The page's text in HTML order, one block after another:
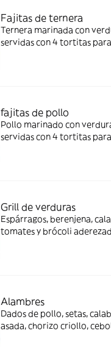
Fajitas de ternera
Ternera marinada con
servidas con 4 tortitas
fajitas de pollo
Pollo marinado con
servidas con 4 tortitas
Grill de verduras
Espárragos, berenjena,
tomates y brócoli
Alambres
Dados de pollo, setas,
asada, chorizo criollo,